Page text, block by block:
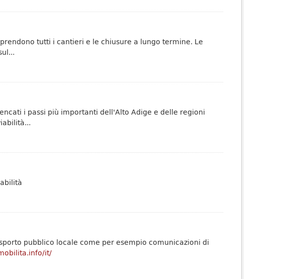
tutti i cantieri e le chiusure a lungo termine. Le
i passi più importanti dell'Alto Adige e delle regioni
pubblico locale come per esempio comunicazioni di
it/